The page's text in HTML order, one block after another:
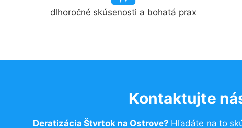
dlhoročné skúsenosti a bohatá prax
Kontaktujte
Deratizácia Štvrtok na Ostrove? Hľadáte na to